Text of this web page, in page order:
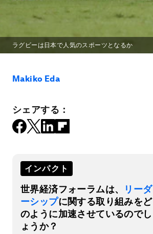
ラグビーは日本で人気のスポーツとなるか
Makiko Eda
シェアする：
インパクト
世界経済フォーラムは、
リーダ
ーシップに関する取り組みをど
のように加速させているのでし
ょうか？